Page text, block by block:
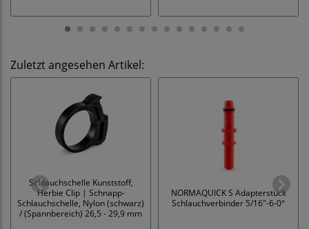
Zuletzt angesehen Artikel:
Schlauchschelle Kunststoff,
Herbie Clip | Schnapp-
Schlauchschelle, Nylon (schwarz)
/ (Spannbereich) 26,5 - 29,9 mm
NORMAQUICK S Adapterstück
Schlauchverbinder 5/16"-6-0°